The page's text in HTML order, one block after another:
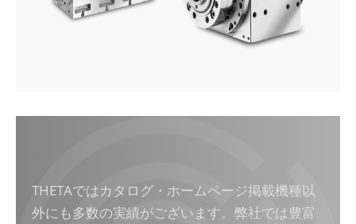
THETAではカタログ・ホームページ掲載機種以
外にも多数の実績がございます。弊社では豊富